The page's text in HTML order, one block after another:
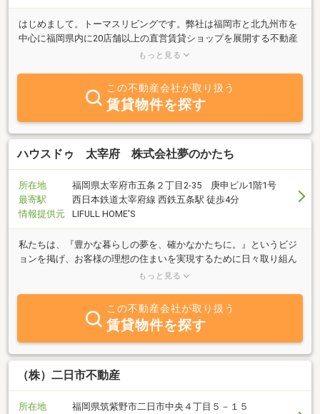
はじめまして。トーマスリビングです。弊社は福岡市と北九州市を
中心に福岡県内に20店舗以上の直営賃貸ショップを展開する不動産
会社です。その他、物件管理・不動産売買・リノベーションの事業
件のみならず、他社様の管理物件でもご紹介をさせて頂いておりま
す。お客様に提案する物件の優先度はお客様の希望を第一に考えて
おります。インターネットによる物件サイトで見かけた他社様の物
件でもお気軽にお問合せ下さい。また、業界では数少ない積水ハウ
スのシャーメゾンを取り扱う事が出来るシャーメゾンショップに半
数以上の店舗が認定されております。積水ハウスや大和ハウスな
は分かりにくい初期費用の詳細説明や分割のご相談にも乗らせて頂
きます。当店ではクレジットカードによる支払いもご利用頂けま
す。お申込み後、にわざわざ店頭に来て頂く必要も銀行へお振込み
頂けますので、高い初期費用がお部屋探しを邪魔している方にも、
ご好評頂いております。
もっと見る
この不動産会社が取り扱う
賃貸物件を探す
ハウスドゥ 太宰府 株式会社夢のかたち
所在地
福岡県太宰府市五条２丁目2-35 庚申ビル1階1号
最寄駅
西日本鉄道太宰府線 西鉄五条駅 徒歩4分
情報提供元
LIFULL HOME'S
私たちは、『豊かな暮らしの夢を、確かなかたちに。』というビジ
ョンを掲げ、お客様の理想の住まいを実現するために日々取り組ん
でいます。小さな疑問や不安なことでも構いません。どうぞお気軽
もっと見る
この不動産会社が取り扱う
賃貸物件を探す
（株）二日市不動産
所在地
福岡県筑紫野市二日市中央４丁目５－１５